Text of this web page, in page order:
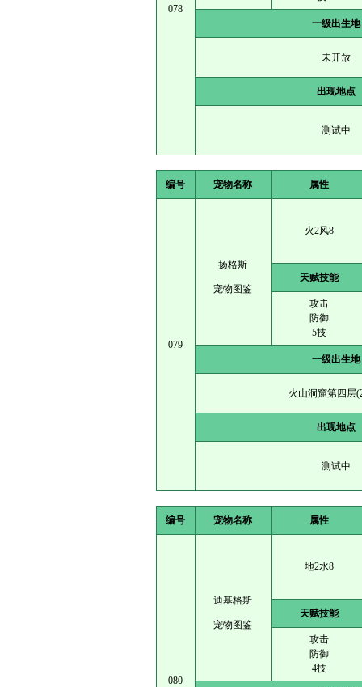
078
一级出生地
未开放
出现地点
测试中
编号 宠物名称 属性
079
扬格斯
宠物图鉴
火2风8
天赋技能
攻击
防御
5技
一级出生地
火山洞窟第四层
出现地点
测试中
编号 宠物名称 属性
080
迪基格斯
宠物图鉴
地2水8
天赋技能
攻击
防御
4技